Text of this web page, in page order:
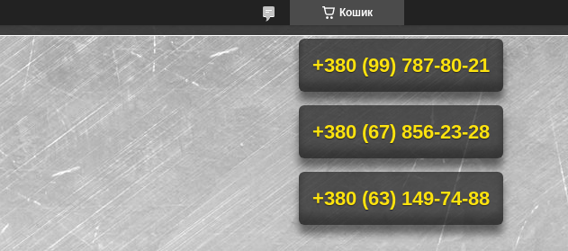
Кошик
+380 (99) 787-80-21
+380 (67) 856-23-28
+380 (63) 149-74-88